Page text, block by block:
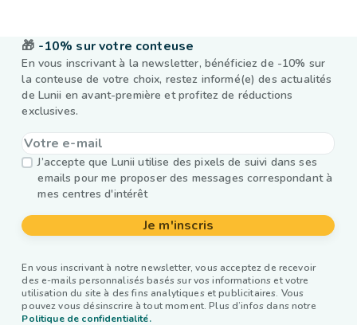
🎁 -10% sur votre conteuse
En vous inscrivant à la newsletter, bénéficiez de -10% sur
la conteuse de votre choix, restez informé(e) des actualités
de Lunii en avant-première et profitez de réductions
exclusives.
J’accepte que Lunii utilise des pixels de suivi dans ses
emails pour me proposer des messages correspondant à
mes centres d'intérêt
Je m'inscris
En vous inscrivant à notre newsletter, vous acceptez de recevoir
des e-mails personnalisés basés sur vos informations et votre
utilisation du site à des fins analytiques et publicitaires. Vous
pouvez vous désinscrire à tout moment. Plus d’infos dans notre
Politique de confidentialité.